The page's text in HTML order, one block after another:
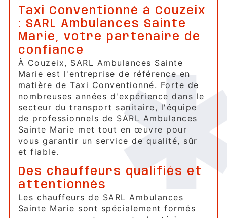
Taxi Conventionné à Couzeix
: SARL Ambulances Sainte
Marie, votre partenaire de
confiance
À Couzeix, SARL Ambulances Sainte
Marie est l'entreprise de référence en
matière de Taxi Conventionné. Forte de
nombreuses années d'expérience dans le
secteur du transport sanitaire, l'équipe
de professionnels de SARL Ambulances
Sainte Marie met tout en œuvre pour
vous garantir un service de qualité, sûr
et fiable.
Des chauffeurs qualifiés et
attentionnés
Les chauffeurs de SARL Ambulances
Sainte Marie sont spécialement formés